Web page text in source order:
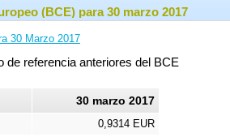
(BCE) para 30 marzo 2017
30 Marzo 2017
de referencia anteriores del BCE
30 marzo 2017
0,9314 EUR